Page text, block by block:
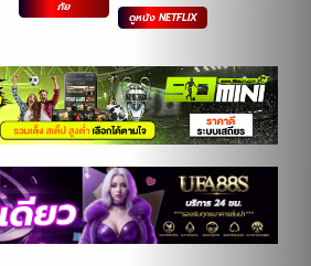
ภัย
ดูหนัง NETFLIX